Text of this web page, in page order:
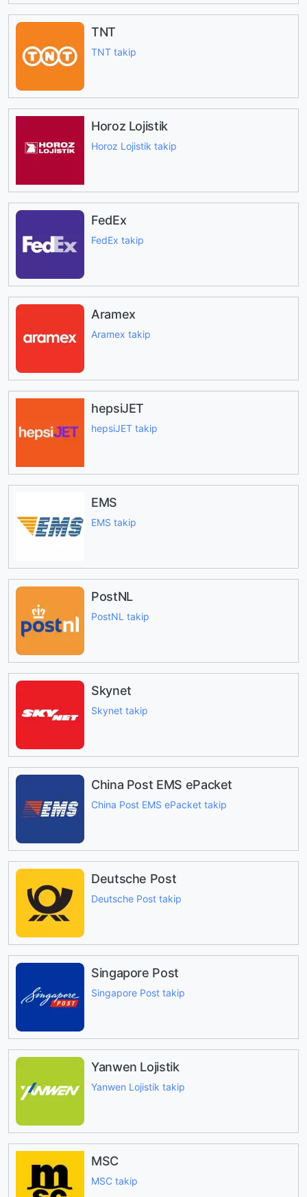
TNT
TNT takip
Horoz Lojistik
Horoz Lojistik takip
FedEx
FedEx takip
Aramex
Aramex takip
hepsiJET
hepsiJET takip
EMS
EMS takip
PostNL
PostNL takip
Skynet
Skynet takip
China Post EMS ePacket
China Post EMS ePacket takip
Deutsche Post
Deutsche Post takip
Singapore Post
Singapore Post takip
Yanwen Lojistik
Yanwen Lojistik takip
MSC
MSC takip